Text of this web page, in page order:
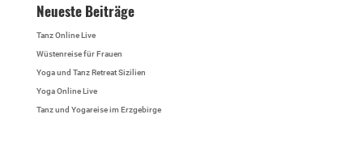
Neueste Beiträge
Tanz Online Live
Wüstenreise für Frauen
Yoga und Tanz Retreat Sizilien
Yoga Online Live
Tanz und Yogareise im Erzgebirge